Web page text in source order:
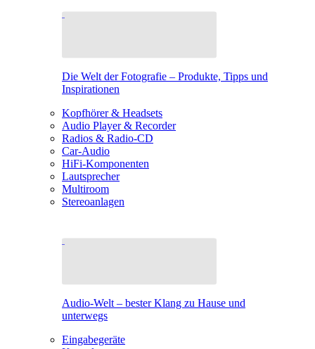
Die Welt der Fotografie – Produkte, Tipps und
Inspirationen
Kopfhörer & Headsets
Audio Player & Recorder
Radios & Radio-CD
Car-Audio
HiFi-Komponenten
Lautsprecher
Multiroom
Stereoanlagen
Audio-Welt – bester Klang zu Hause und
unterwegs
Eingabegeräte